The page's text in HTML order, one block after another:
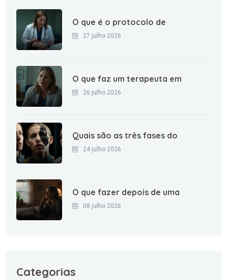
O que é o protocolo de
27 julho 2026
O que faz um terapeuta em
26 julho 2026
Quais são as três fases do
24 julho 2026
O que fazer depois de uma
08 julho 2026
Categorias